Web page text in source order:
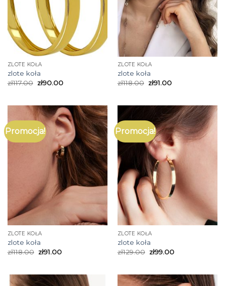
ZLOTE KOŁA
zlote koła
zł117.00 zł90.00
ZLOTE KOŁA
zlote koła
zł118.00 zł91.00
Promocja!
ZLOTE KOŁA
zlote koła
zł118.00 zł91.00
Promocja!
ZLOTE KOŁA
zlote koła
zł129.00 zł99.00